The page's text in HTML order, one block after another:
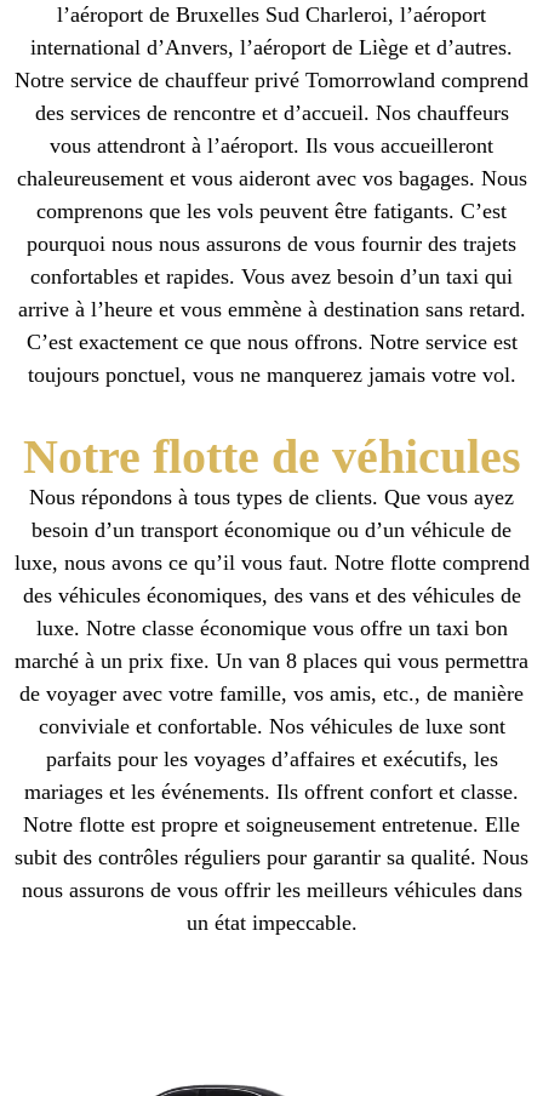
l’aéroport de Bruxelles Sud Charleroi, l’aéroport
international d’Anvers, l’aéroport de Liège et d’autres.
Notre service de chauffeur privé Tomorrowland comprend
des services de rencontre et d’accueil. Nos chauffeurs
vous attendront à l’aéroport. Ils vous accueilleront
chaleureusement et vous aideront avec vos bagages. Nous
comprenons que les vols peuvent être fatigants. C’est
pourquoi nous nous assurons de vous fournir des trajets
confortables et rapides. Vous avez besoin d’un taxi qui
arrive à l’heure et vous emmène à destination sans retard.
C’est exactement ce que nous offrons. Notre service est
toujours ponctuel, vous ne manquerez jamais votre vol.
Notre flotte de véhicules
Nous répondons à tous types de clients. Que vous ayez
besoin d’un transport économique ou d’un véhicule de
luxe, nous avons ce qu’il vous faut. Notre flotte comprend
des véhicules économiques, des vans et des véhicules de
luxe. Notre classe économique vous offre un taxi bon
marché à un prix fixe. Un van 8 places qui vous permettra
de voyager avec votre famille, vos amis, etc., de manière
conviviale et confortable. Nos véhicules de luxe sont
parfaits pour les voyages d’affaires et exécutifs, les
mariages et les événements. Ils offrent confort et classe.
Notre flotte est propre et soigneusement entretenue. Elle
subit des contrôles réguliers pour garantir sa qualité. Nous
nous assurons de vous offrir les meilleurs véhicules dans
un état impeccable.